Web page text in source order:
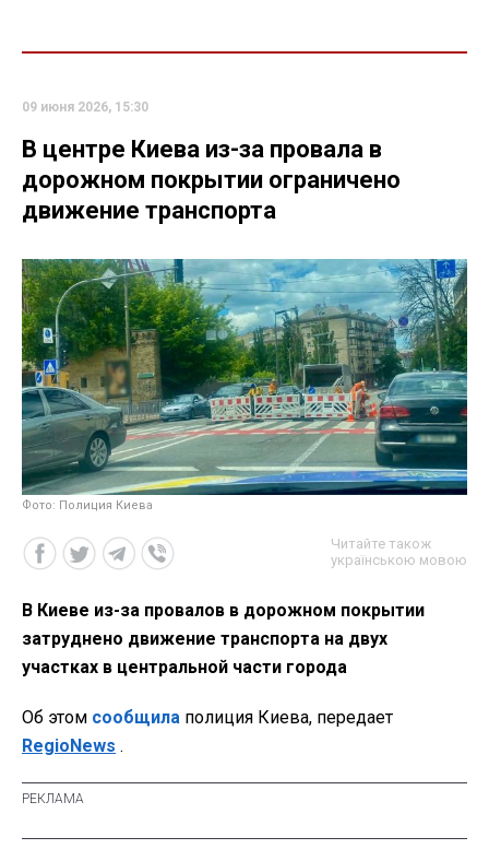
09 июня 2026, 15:30
В центре Киева из-за провала в
дорожном покрытии ограничено
движение транспорта
Фото: Полиция Киева
Читайте також
українською мовою
В Киеве из-за провалов в дорожном покрытии
затруднено движение транспорта на двух
участках в центральной части города
Об этом сообщила полиция Киева, передает
RegioNews .